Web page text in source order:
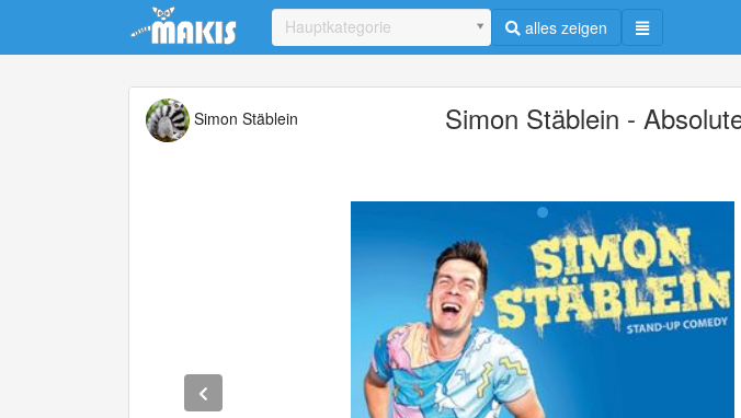
Update cookies preferences
Hauptkategorie alles zeigen
Simon Stäblein Simon Stäblein -